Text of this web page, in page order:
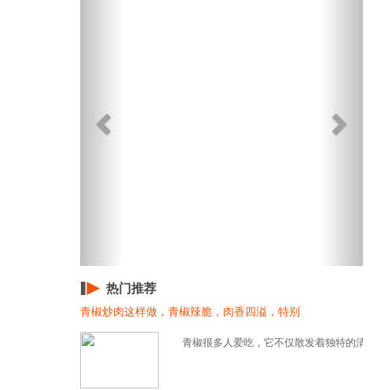
热门推荐
青椒炒肉这样做，青椒辣脆，肉香四溢，特别
青椒很多人爱吃，它不仅散发着独特的清香